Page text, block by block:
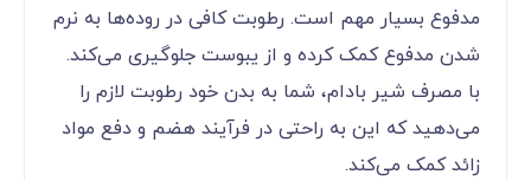
مدفوع بسیار مهم است. رطوبت کافی در روده‌ها به نرم
شدن مدفوع کمک کرده و از یبوست جلوگیری می‌کند.
با مصرف شیر بادام، شما به بدن خود رطوبت لازم را
می‌دهید که این به راحتی در فرآیند هضم و دفع مواد
زائد کمک می‌کند.